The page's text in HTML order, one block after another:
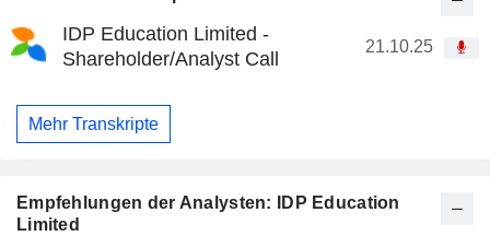
IDP Education Limited -
Shareholder/Analyst Call
21.10.25
Mehr Transkripte
Empfehlungen der Analysten: IDP Education
Limited